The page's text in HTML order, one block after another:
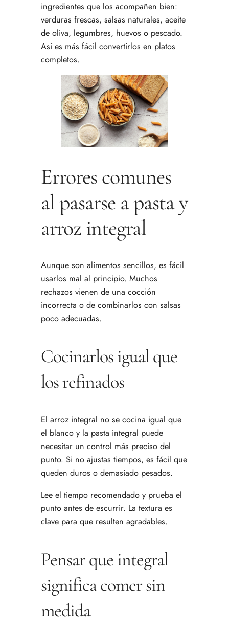
ingredientes que los acompañen bien:
verduras frescas, salsas naturales, aceite
de oliva, legumbres, huevos o pescado.
Así es más fácil convertirlos en platos
completos.
Errores comunes
al pasarse a pasta y
arroz integral
Aunque son alimentos sencillos, es fácil
usarlos mal al principio. Muchos
rechazos vienen de una cocción
incorrecta o de combinarlos con salsas
poco adecuadas.
Cocinarlos igual que
los refinados
El arroz integral no se cocina igual que
el blanco y la pasta integral puede
necesitar un control más preciso del
punto. Si no ajustas tiempos, es fácil que
queden duros o demasiado pesados.
Lee el tiempo recomendado y prueba el
punto antes de escurrir. La textura es
clave para que resulten agradables.
Pensar que integral
significa comer sin
medida